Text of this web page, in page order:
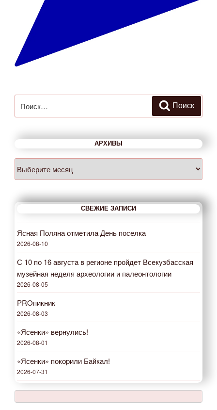
Поиск
АРХИВЫ
СВЕЖИЕ ЗАПИСИ
Ясная Поляна отметила День поселка
2026-08-10
С 10 по 16 августа в регионе пройдет Всекузбасская
музейная неделя археологии и палеонтологии
2026-08-05
PROпикник
2026-08-03
«Ясенки» вернулись!
2026-08-01
«Ясенки» покорили Байкал!
2026-07-31